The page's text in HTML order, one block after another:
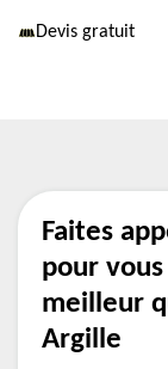
Devis gratuit
Faites
pour
meilleur
Argille